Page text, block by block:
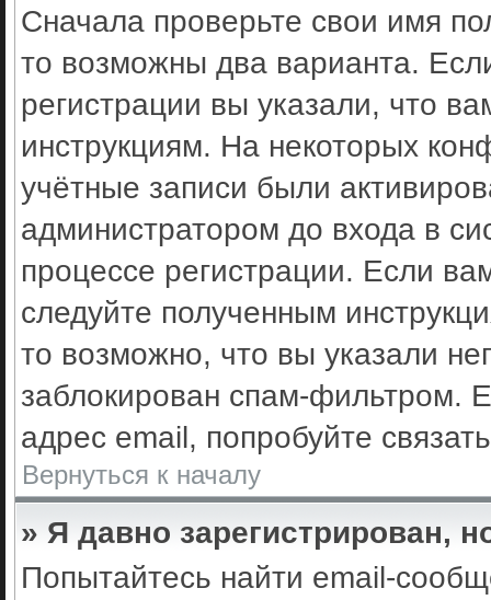
Сначала проверьте свои имя
то возможны два варианта.
регистрации вы указали, что
инструкциям. На некоторых
учётные записи были
администратором до входа в
процессе регистрации. Если
следуйте полученным
то возможно, что вы указали
заблокирован спам-фильтром.
адрес email, попробуйте
Вернуться к началу
» Я давно зарегистрирован,
Попытайтесь найти email-